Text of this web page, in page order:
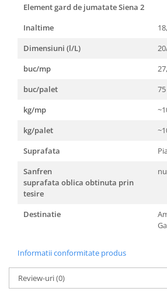
Piatra decorativa
Accesorii distribuitoare
Acoperis
Tigla ceramica
Tigla metalica
Amenajari interioare
BCA
Caramida
Caramida aparenta
Caramida Porotherm
Cărămidă Cemacon
Electrocasnice
Elemente pentru gradina
Element gard de jumatate Siena 2
Inaltime
Dimensiuni (l/L)
buc/mp
buc/palet
75
kg/mp
kg/palet
Suprafata
Sanfren
suprafata oblica obtinuta prin
tesire
nu
Destinatie
Informatii conformitate produs
Review-uri(0)